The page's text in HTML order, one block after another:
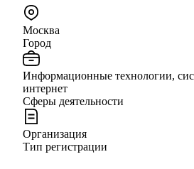
Москва
Город
Информационные технологии,
интернет
Сферы деятельности
Организация
Тип регистрации